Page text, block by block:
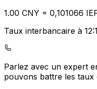
1.00 CNY = 0,101066
Taux interbancaire à
Parlez avec un expert
pouvons battre les